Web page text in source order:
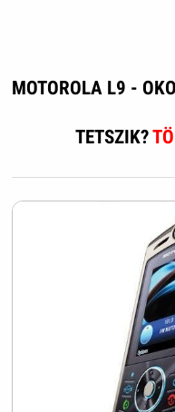
MOTOROLA L9 -
TETSZIK?